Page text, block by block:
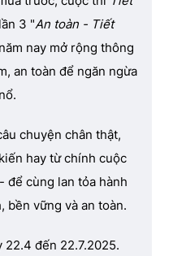
lần 3 "An toàn - Tiết
nay mở rộng thông
an toàn để ngăn ngừa
chuyện chân thật,
hay từ chính cuộc
để cùng lan tỏa hành
bền vững và an toàn.
22.4 đến 22.7.2025.